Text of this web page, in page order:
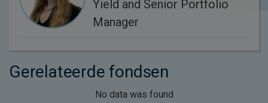
Yield and Senior Portfolio
Manager
Gerelateerde fondsen
No data was found